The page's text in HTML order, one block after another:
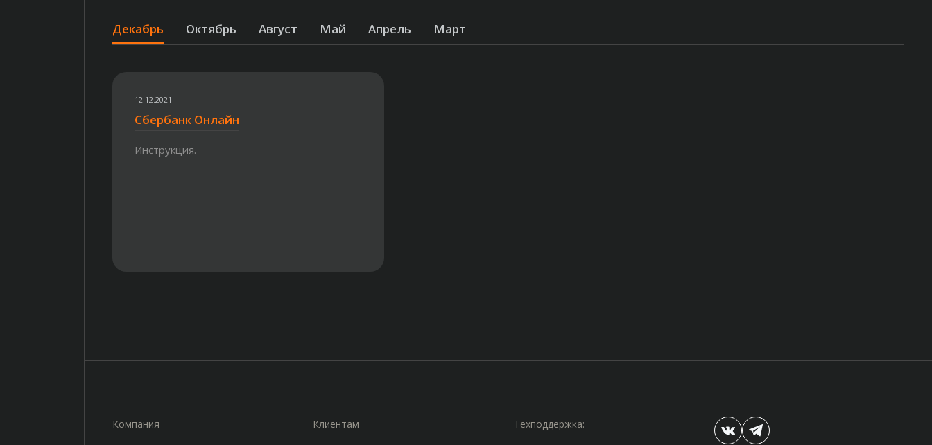
Декабрь Октябрь Август Май Апрель Март
12.12.2021
Сбербанк Онлайн
Инструкция.
Компания
Клиентам
Техподдержка: